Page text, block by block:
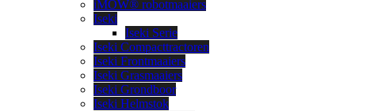
iMOW® robotmaaiers
Iseki
Iseki Serie
Iseki Compacttractoren
Iseki Frontmaaiers
Iseki Grasmaaiers
Iseki Grondboor
Iseki Helmstok